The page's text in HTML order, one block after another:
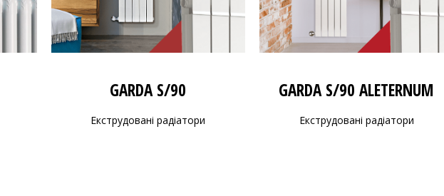
GARDA S/90
Екструдовані радіатори
GARDA S/90 ALETERNUM
Екструдовані радіатори